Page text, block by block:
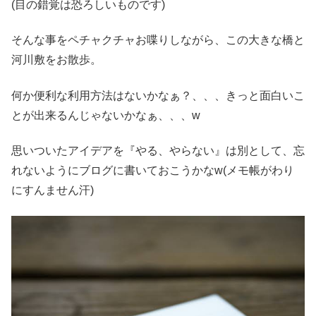
(目の錯覚は恐ろしいものです)
そんな事をペチャクチャお喋りしながら、この大きな橋と
河川敷をお散歩。
何か便利な利用方法はないかなぁ？、、、きっと面白いこ
とが出来るんじゃないかなぁ、、、w
思いついたアイデアを『やる、やらない』は別として、忘
れないようにブログに書いておこうかなw(メモ帳がわり
にすんません汗)